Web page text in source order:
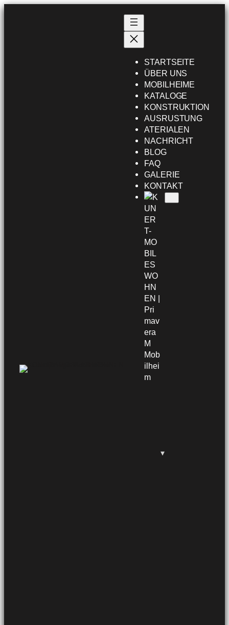
Przejdź
STARTSEITE
ÜBER UNS
MOBILHEIME
KATALOGE
KONSTRUKTION
AUSRUSTUNG
ATERIALEN
NACHRICHT
BLOG
FAQ
GALERIE
KONTAKT